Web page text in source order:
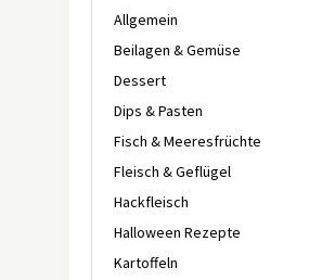
Allgemein
Beilagen & Gemüse
Dessert
Dips & Pasten
Fisch & Meeresfrüchte
Fleisch & Geflügel
Hackfleisch
Halloween Rezepte
Kartoffeln